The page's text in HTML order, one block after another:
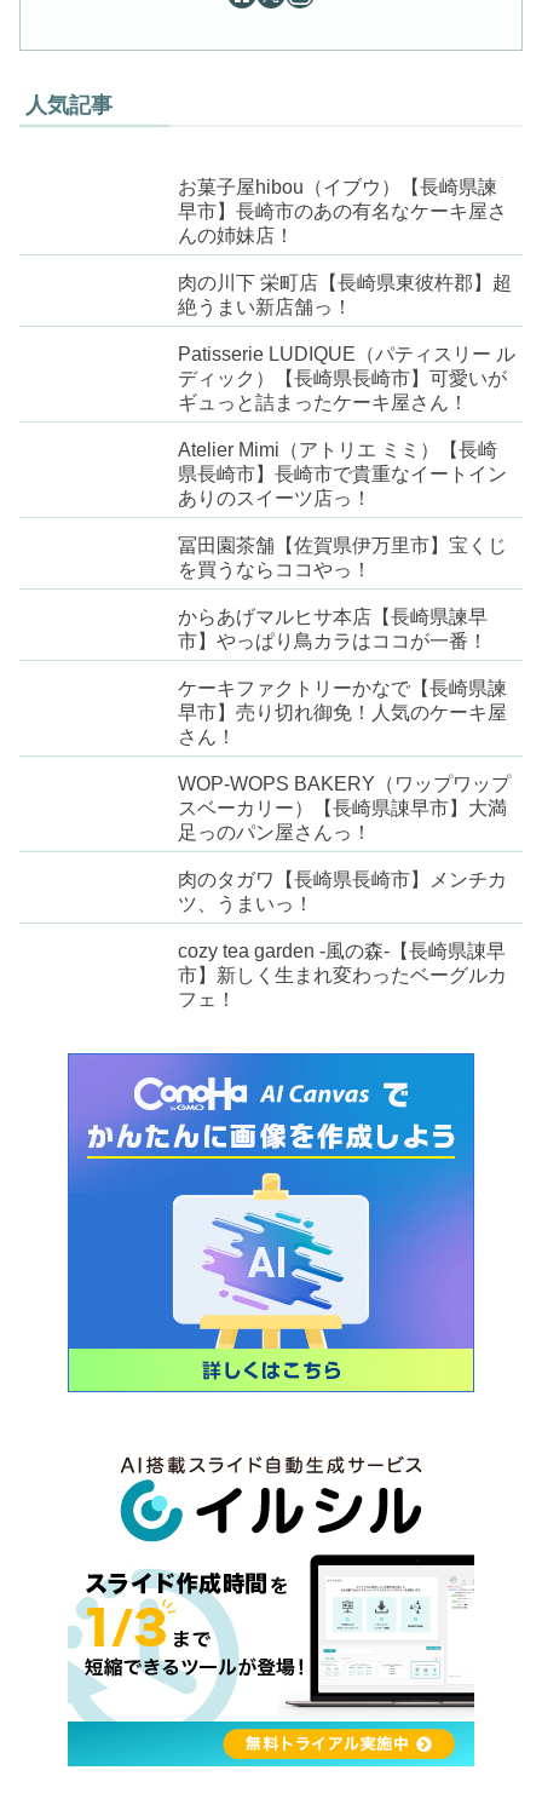
人気記事
お菓子屋hibou（イブウ）【長崎県諫
早市】長崎市のあの有名なケーキ屋さ
んの姉妹店！
肉の川下 栄町店【長崎県東彼杵郡】超
絶うまい新店舗っ！
Patisserie LUDIQUE（パティスリー ル
ディック）【長崎県長崎市】可愛いが
ギュっと詰まったケーキ屋さん！
Atelier Mimi（アトリエ ミミ）【長崎
県長崎市】長崎市で貴重なイートイン
ありのスイーツ店っ！
冨田園茶舗【佐賀県伊万里市】宝くじ
を買うならココやっ！
からあげマルヒサ本店【長崎県諫早
市】やっぱり鳥カラはココが一番！
ケーキファクトリーかなで【長崎県諫
早市】売り切れ御免！人気のケーキ屋
さん！
WOP-WOPS BAKERY（ワップワップ
スベーカリー）【長崎県諌早市】大満
足っのパン屋さんっ！
肉のタガワ【長崎県長崎市】メンチカ
ツ、うまいっ！
cozy tea garden -風の森-【長崎県諌早
市】新しく生まれ変わったベーグルカ
フェ！